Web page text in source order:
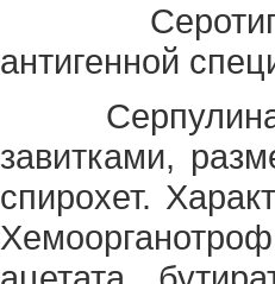
Серотип
антигенной
Серпулина
завитками,
спирохет.